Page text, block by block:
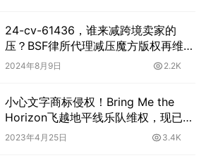
24-cv-61436，谁来减跨境卖家的
压？BSF律所代理减压魔方版权再维
权！
2024年8月9日 2.2K
小心文字商标侵权！Bring Me the
Horizon飞越地平线乐队维权，现已进
入TRO！
2023年4月25日 3.4K